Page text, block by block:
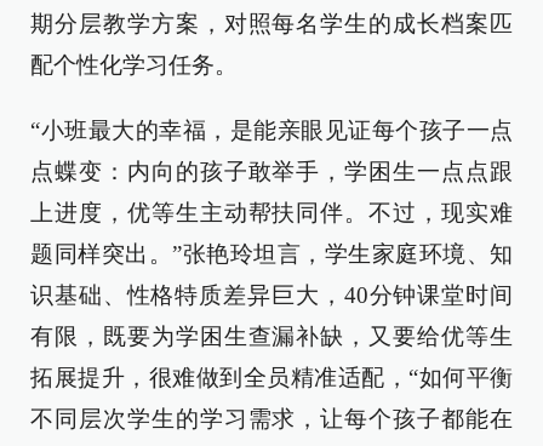
期分层教学方案，对照每名学生的成长档案匹
配个性化学习任务。
“小班最大的幸福，是能亲眼见证每个孩子一点
点蝶变：内向的孩子敢举手，学困生一点点跟
上进度，优等生主动帮扶同伴。不过，现实难
题同样突出。”张艳玲坦言，学生家庭环境、知
识基础、性格特质差异巨大，40分钟课堂时间
有限，既要为学困生查漏补缺，又要给优等生
拓展提升，很难做到全员精准适配，“如何平衡
不同层次学生的学习需求，让每个孩子都能在